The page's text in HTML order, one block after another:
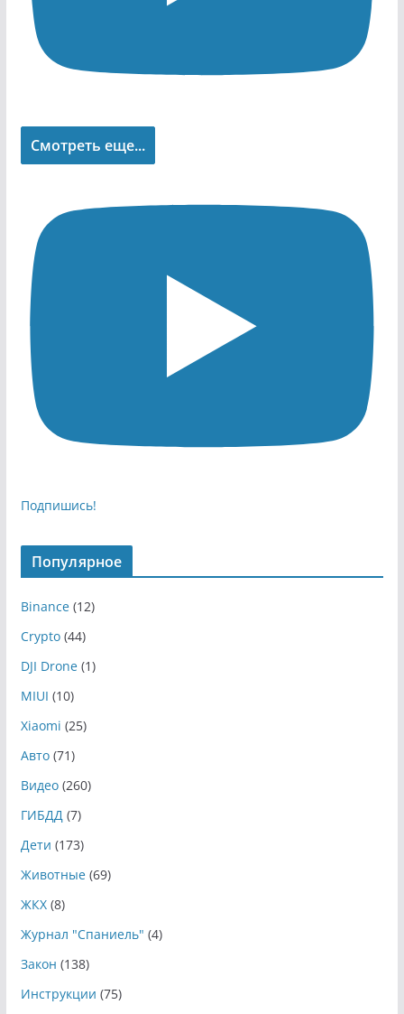
Смотреть еще...
Подпишись!
Популярное
Binance(12)
Crypto(44)
DJI Drone(1)
MIUI (10)
Xiaomi (25)
Авто(71)
Видео(260)
ГИБДД(7)
Дети (173)
Животные(69)
ЖКХ(8)
Журнал "Спаниель" (4)
Закон (138)
Инструкции (75)